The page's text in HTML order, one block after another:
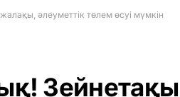
әлеуметтік төлем өсуі мүмкін